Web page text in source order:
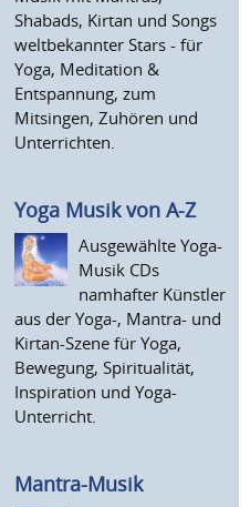
Shabads, Kirtan und Songs
weltbekannter Stars - für
Yoga, Meditation &
Entspannung, zum
Mitsingen, Zuhören und
Unterrichten.
Yoga Musik von A-Z
Ausgewählte Yoga-
Musik CDs
namhafter Künstler
aus der Yoga-, Mantra- und
Kirtan-Szene für Yoga,
Bewegung, Spiritualität,
Inspiration und Yoga-
Unterricht.
Mantra-Musik